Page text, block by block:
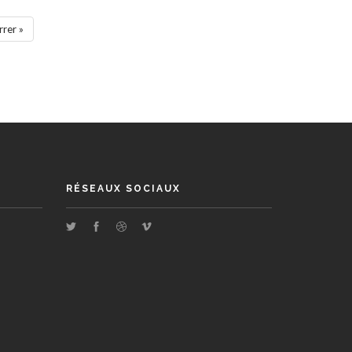
»
RÉSEAUX SOCIAUX